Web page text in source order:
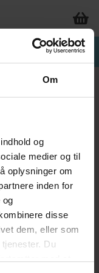
Om
og
medier og til
oplysninger om
inden for
og
disse
dem, eller som
Du